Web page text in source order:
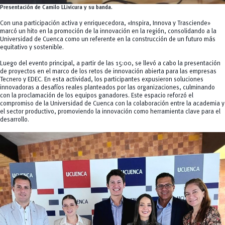
Presentación de Camilo LLivicura y su banda.
Con una participación activa y enriquecedora, «Inspira, Innova y Trasciende»
marcó un hito en la promoción de la innovación en la región, consolidando a la
Universidad de Cuenca como un referente en la construcción de un futuro más
equitativo y sostenible.
Luego del evento principal, a partir de las 15:00, se llevó a cabo la presentación
de proyectos en el marco de los retos de innovación abierta para las empresas
Tecnero y EDEC. En esta actividad, los participantes expusieron soluciones
innovadoras a desafíos reales planteados por las organizaciones, culminando
con la proclamación de los equipos ganadores. Este espacio reforzó el
compromiso de la Universidad de Cuenca con la colaboración entre la academia y
el sector productivo, promoviendo la innovación como herramienta clave para el
desarrollo.